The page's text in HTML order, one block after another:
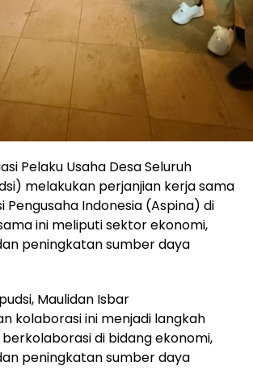
Pelaku Usaha Desa Seluruh
melakukan perjanjian kerja sama
Pengusaha Indonesia (Aspina) di
ini meliputi sektor ekonomi,
peningkatan sumber daya
Maulidan Isbar
kolaborasi ini menjadi langkah
di bidang ekonomi,
peningkatan sumber daya